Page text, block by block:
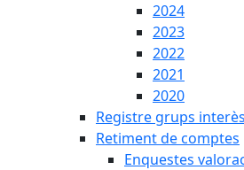
2024
2023
2022
2021
2020
Registre grups interès
Retiment de comptes
Enquestes